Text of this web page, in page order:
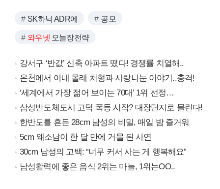
SK하닉 ADR에 공모
와우넷 오늘장전략
강서구 ‘반값’ 신축 아파트 떴다! 경쟁률 치열해..
온천에서 아내 몰래 처형과 사랑나눈 이야기..충격!
‘세계에서 가장 젊어 보이는 70대’ 1위 선정…
삼성반도체도시 고덕 폭등 시작? 대장단지로 몰린다!
한반도를 흔든 28cm 남성의 비밀, 매일 밤 즐거워
5cm 왜소남이 한 달 만에 거물 된 사연
30cm 남성의 고백: “너무 커서 사는 게 행복해요”
남성활력에 좋은 음식 2위는 마늘, 1위는OO..